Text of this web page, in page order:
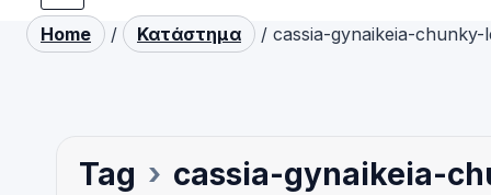
Home / Κατάστημα / cassia-gynaikeia-chunky-
Tag › cassia-gynaikeia-